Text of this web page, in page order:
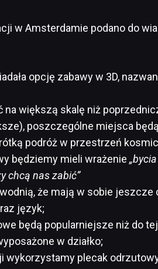
w Amsterdamie podano do
opcję zabawy w 3D,
na większą skalę niż
poszczególne miejsca
podróż w przestrzeń
będziemy mieli wrażenie
chcą nas zabić”
że mają w sobie jeszcze
język;
będą popularniejsze niż do
w działko;
wykorzystamy plecak